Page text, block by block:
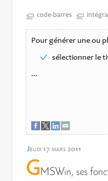
code-barres
Pour générer une ou
sélectionner le
...
jeudi 17 mars 2011
GMSWin, ses